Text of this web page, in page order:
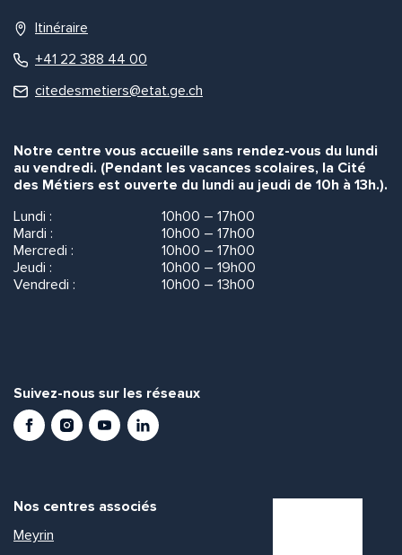
Itinéraire
+41 22 388 44 00
citedesmetiers@etat.ge.ch
Notre centre vous accueille sans rendez-vous du lundi
au vendredi. (Pendant les vacances scolaires, la Cité
des Métiers est ouverte du lundi au jeudi de 10h à 13h.).
Lundi :
10h00 – 17h00
Mardi :
10h00 – 17h00
Mercredi :
10h00 – 17h00
Jeudi :
10h00 – 19h00
Vendredi :
10h00 – 13h00
Suivez-nous sur les réseaux
FacebookInstagramYoutubeLinkedIn
Nos centres associés
Meyrin